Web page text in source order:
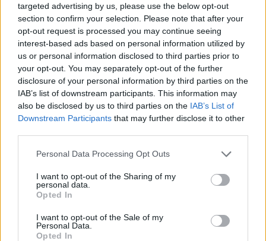
targeted advertising by us, please use the below opt-out
section to confirm your selection. Please note that after your
opt-out request is processed you may continue seeing
interest-based ads based on personal information utilized by
us or personal information disclosed to third parties prior to
your opt-out. You may separately opt-out of the further
disclosure of your personal information by third parties on the
IAB’s list of downstream participants. This information may
also be disclosed by us to third parties on the IAB’s List of
Downstream Participants that may further disclose it to other
Please note that this website/app uses one or more Google
not limited to your visit or usage behaviour. You may click to
grant or deny consent to Google and its third-party tags to
use your data for below specified purposes in below Google
consent section.
Personal Data Processing Opt Outs
I want to opt-out of the Sharing of my
personal data.
Opted In
I want to opt-out of the Sale of my
Personal Data.
Opted In
A Messengeren belüli reklámok egyelőre még
tesztelés alatt állnak, az elkövetkezendő hetekben
még csak az ausztrál és thaiföldi felhasználóknak
lesz okuk a szemöldökráncolásra, de ha
Zuckerbergék pozitív tapasztalatokkal zárják az
időszakot, hamarosan globálisan megjelennek a
szponzorált tartalmak a közösségi oldal
chatfelületén.
A döntés természetesen érthető, hiszen a
egy üzleti vállalkozás, ugyanakkor felhasználói
oldalról meglehetősen aggályos a kezdeményezés.